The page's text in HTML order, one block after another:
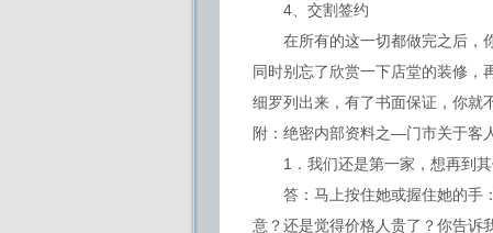
4、交割签约
在所有的这一切都做完之后，你
同时别忘了欣赏一下店堂的装修，
细罗列出来，有了书面保证，你就
附：绝密内部资料之—门市关于客
1．我们还是第一家，想再到其
答：马上按住她或握住她的手：
意？还是觉得价格人贵了？你告